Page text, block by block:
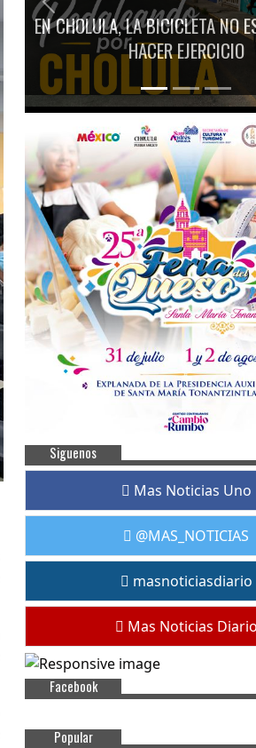
EN CHOLULA, LA BICICLETA NO
HACER EJERCICIO
Previous
Siguenos
Mas Noticias Uno
@MAS_NOTICIAS
masnoticiasdiario
Mas Noticias Diario
Facebook
Popular